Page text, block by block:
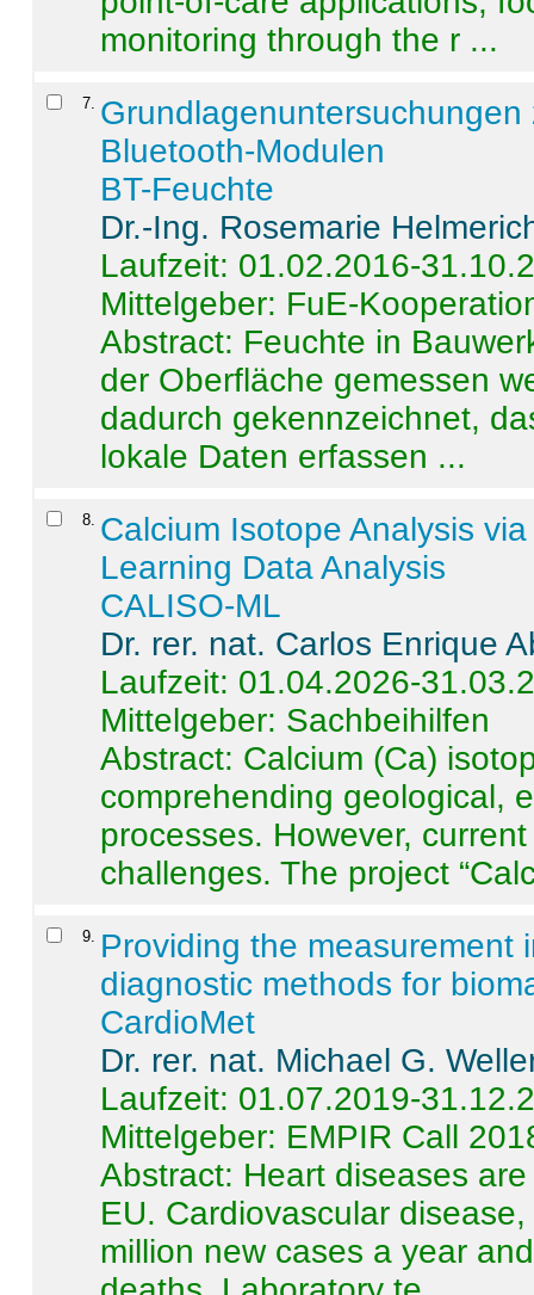
monitoring through the r ...
7
Bluetooth-Modulen
BT-Feuchte
Dr.-Ing. Rosemarie
Laufzeit: 01.02.2016-
Mittelgeber: FuE-
Abstract: Feuchte in
der Oberfläche gemessen
dadurch gekennzeichnet,
lokale Daten erfassen ...
8 Calcium Isotope Analysis
Learning Data Analysis
CALISO-ML
Dr. rer. nat. Carlos Enrique
Laufzeit: 01.04.2026-
Mittelgeber: Sachbeihilfen
Abstract: Calcium (Ca)
comprehending geological,
processes. However,
challenges. The project
9
Providing the measurement
diagnostic methods for
CardioMet
Dr. rer. nat. Michael G.
Laufzeit: 01.07.2019-
Mittelgeber: EMPIR Call
Abstract: Heart diseases
EU. Cardiovascular
million new cases a year